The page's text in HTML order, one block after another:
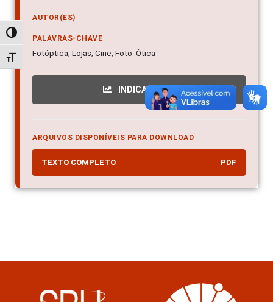
Alternar alto contraste
Alternar tamanho da fonte
AUTOR(ES)
PALAVRAS-CHAVE
Fotóptica; Lojas; Cine; Foto: Ótica
INDICADORES
ARQUIVOS DISPONÍVEIS PARA DOWNLOAD
TEXTO COMPLETO PDF